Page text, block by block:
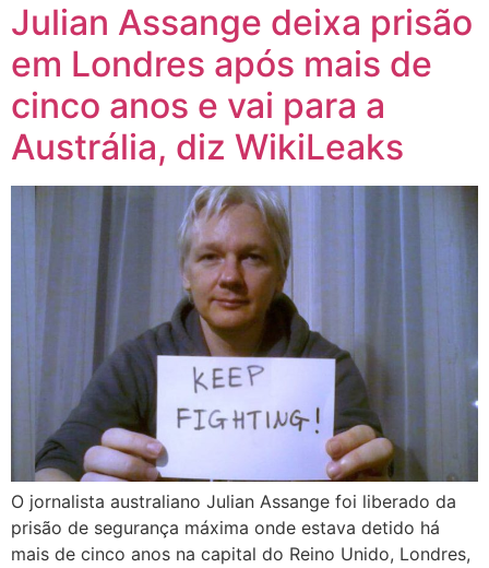
Julian Assange deixa prisão
em Londres após mais de
cinco anos e vai para a
Austrália, diz WikiLeaks
O jornalista australiano Julian Assange foi liberado da
prisão de segurança máxima onde estava detido há
mais de cinco anos na capital do Reino Unido, Londres,